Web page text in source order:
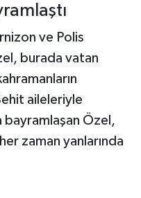
ve Polis
burada vatan
aileleriyle
bayramlaşan Özel,
zaman yanlarında